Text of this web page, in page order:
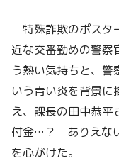
特殊詐欺のポスタ
近な交番勤めの警察
う熱い気持ちと、警
いう青い炎を背景に
え、課長の田中恭平
付金…？ ありえな
を心がけた。